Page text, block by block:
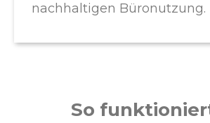
nachhaltigen Büronutzung.
So